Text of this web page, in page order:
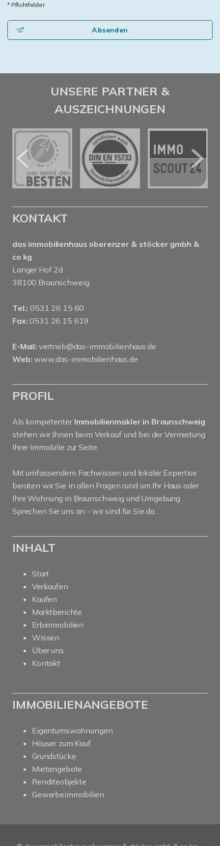
* Pflichtfelder
Absenden
UNSERE PARTNER &
AUSZEICHNUNGEN
KONTAKT
das immobilienhaus oberenzer & stöcker gmbh &
co kg
Langer Hof 2d
38100 Braunschweig
Tel.: 0531 26 15 60
Fax: 0531 26 15 619
E-Mail: vertrieb@das-immobilienhaus.de
Web: www.das-immobilienhaus.de
PROFIL
Als kompetenter Immobilienmakler in Braunschweig
stehen wir Ihnen beim Verkauf und bei der Vermietung
Ihrer Immobilie zur Seite.
Mit umfassendem Fachwissen und lokaler Expertise
beraten wir Sie in allen Fragen rund um Ihr Haus oder
Ihre Wohnung in Braunschweig und Umgebung .
Sprechen Sie uns an - wir sind für Sie da.
INHALT
Start
Verkaufen
Kaufen
Marktberichte
Erbimmobilien
Wissen
Über uns
Kontakt
IMMOBILIENANGEBOTE
Eigentumswohnungen
Häuser zum Kauf
Grundstücke
Mietangebote
Renditeobjekte
Gewerbeimmobilien